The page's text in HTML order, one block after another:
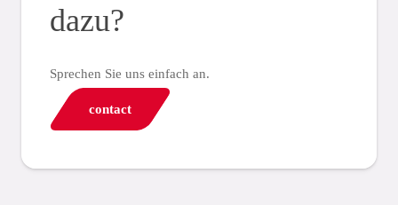
dazu?
Sprechen Sie uns einfach an.
contact